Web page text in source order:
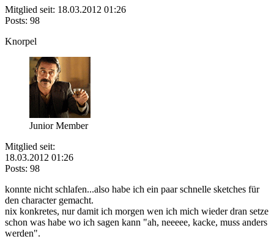
Mitglied seit: 18.03.2012 01:26
Posts: 98
Knorpel
Junior Member
Mitglied seit:
18.03.2012 01:26
Posts: 98
konnte nicht schlafen...also habe ich ein paar schnelle sketches für
den character gemacht.
nix konkretes, nur damit ich morgen wen ich mich wieder dran setze
schon was habe wo ich sagen kann "ah, neeeee, kacke, muss anders
werden".